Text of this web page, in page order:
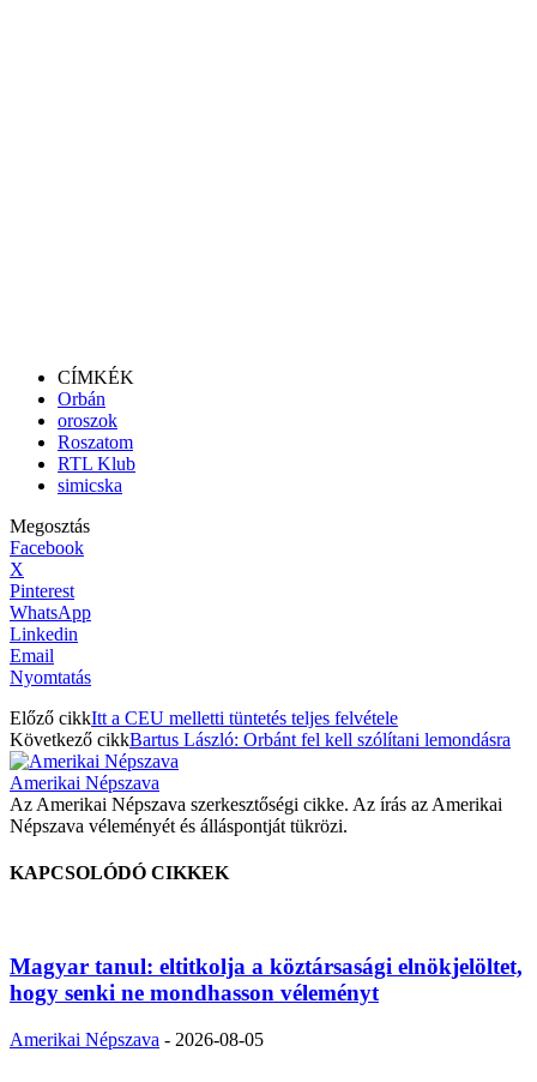
CÍMKÉK
Orbán
oroszok
Roszatom
RTL Klub
simicska
Megosztás
Facebook
X
Pinterest
WhatsApp
Linkedin
Email
Nyomtatás
Előző cikkItt a CEU melletti tüntetés teljes felvétele
Következő cikkBartus László: Orbánt fel kell szólítani lemondásra
Amerikai Népszava
Az Amerikai Népszava szerkesztőségi cikke. Az írás az Amerikai
Népszava véleményét és álláspontját tükrözi.
KAPCSOLÓDÓ CIKKEK
Magyar tanul: eltitkolja a köztársasági elnökjelöltet,
hogy senki ne mondhasson véleményt
Amerikai Népszava - 2026-08-05